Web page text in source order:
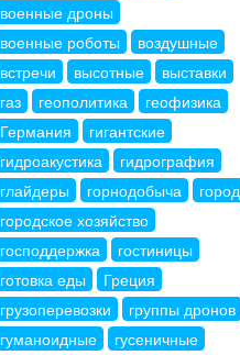
военные дроны
военные роботы
воздушные
встречи
высотные
выставки
газ
геополитика
геофизика
Германия
гигантские
гидроакустика
гидрография
глайдеры
горнодобыча
город
городское хозяйство
господдержка
гостиницы
готовка еды
Греция
грузоперевозки
группы дронов
гуманоидные
гусеничные